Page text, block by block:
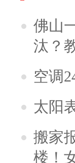
佛山
汰？
空调
太阳
搬家
楼！